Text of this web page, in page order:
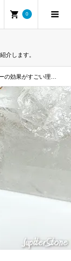
0
介します。
ごい理由５選！使い方や注意点も徹底解説